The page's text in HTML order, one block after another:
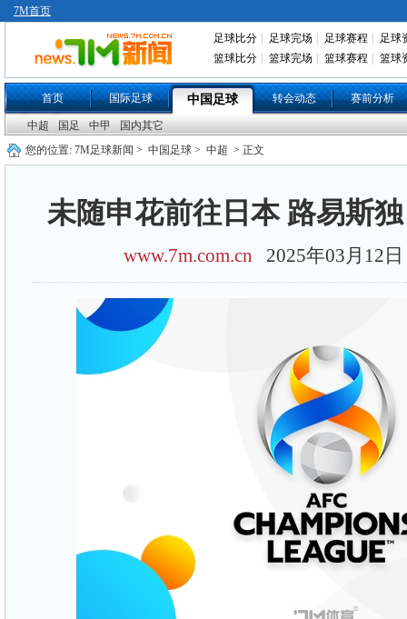
7M首页
足球比分 足球完场 足球赛程
足球
篮球比分
篮球完场 篮球赛程 篮球
首页 国际足球 中国足球 转会动态 赛前分析
中超 国足 中甲
国内其它
您的位置: 7M足球新闻 > 中国足球 > 中超 > 正文
未随申花前往日本 路易斯
www.7m.com.cn 2025年03月12